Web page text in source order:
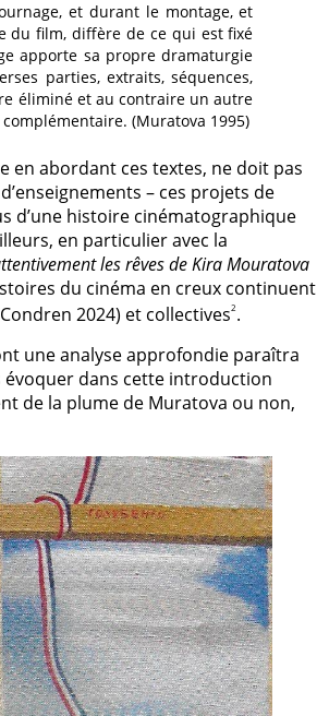
et durant le montage, et
du film, diffère de ce qui est fixé
apporte sa propre dramaturgie
parties, extraits, séquences,
éliminé et au contraire un autre
(Muratova 1995)
en abordant ces textes, ne doit pas
– ces projets de
d’une histoire cinématographique
en particulier avec la
les rêves de Kira Mouratova
du cinéma en creux continuent
2024) et collectives2.
une analyse approfondie paraîtra
évoquer dans cette introduction
de la plume de Muratova ou non,